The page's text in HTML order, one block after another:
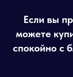
Если вы
можете
спокойно с